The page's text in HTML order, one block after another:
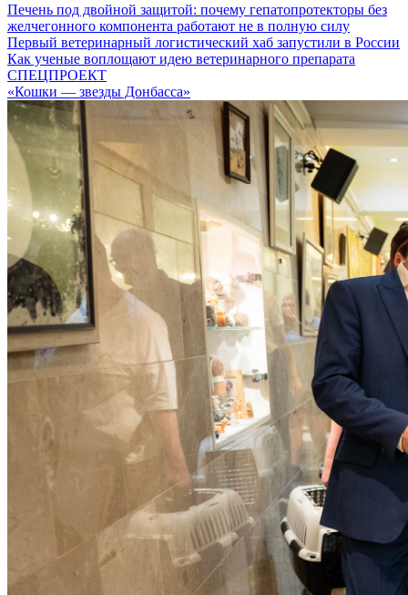
Печень под двойной защитой: почему гепатопротекторы без
желчегонного компонента работают не в полную силу
Первый ветеринарный логистический хаб запустили в России
Как ученые воплощают идею ветеринарного препарата
СПЕЦПРОЕКТ
«Кошки — звезды Донбасса»